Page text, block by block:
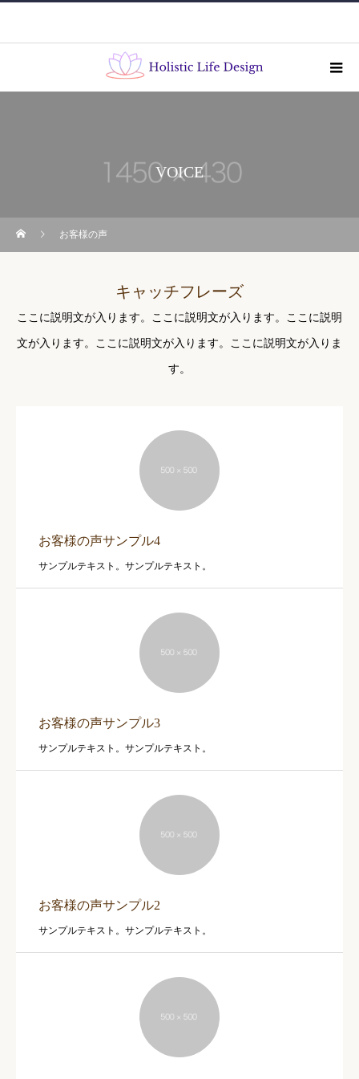
VOICE
お客様の声
キャッチフレーズ
ここに説明文が入ります。ここに説明文が入ります。ここに説明
文が入ります。ここに説明文が入ります。ここに説明文が入りま
す。
お客様の声サンプル4
サンプルテキスト。サンプルテキスト。
お客様の声サンプル3
サンプルテキスト。サンプルテキスト。
お客様の声サンプル2
サンプルテキスト。サンプルテキスト。